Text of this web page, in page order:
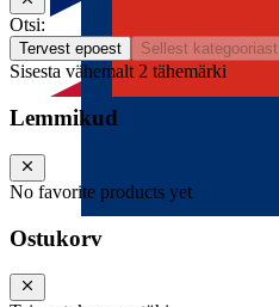
Otsi:
Tervest epoest Sellest kategooriast
Sisesta vähemalt 2 tähemärki
Lemmikud
No favorite products yet
Ostukorv